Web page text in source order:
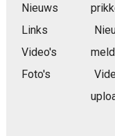
Nieuws
Links
Video's
Foto's